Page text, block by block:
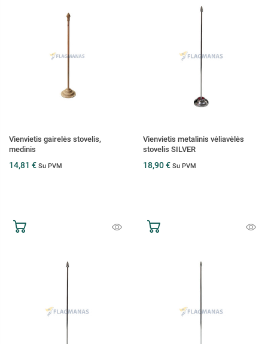
Vienvietis gairelės stovelis,
medinis
14,81 € Su PVM
Vienvietis metalinis vėliavėlės
stovelis SILVER
18,90 € Su PVM